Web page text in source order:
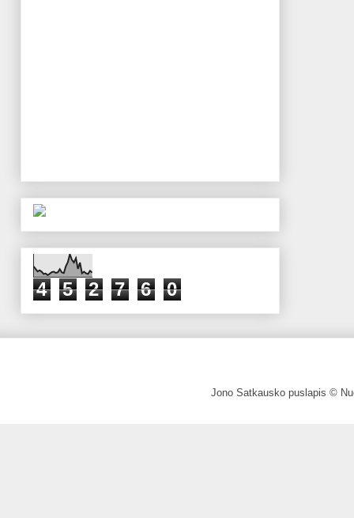
4 5 2 7 6 0
Jono Satkausko puslapis ©